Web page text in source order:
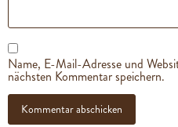
Name, E-Mail-Adresse und
nächsten Kommentar speichern.